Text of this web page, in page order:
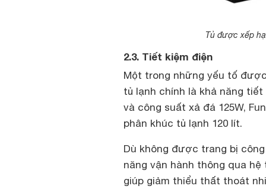
Tủ được xếp
2.3. Tiết kiệm điện
Một trong những yếu tố
tủ lạnh chính là khả năng
và công suất xả đá 125W,
phân khúc tủ lạnh 120 lít.
Dù không được trang bị
năng vận hành thông qua
giúp giảm thiểu thất thoát